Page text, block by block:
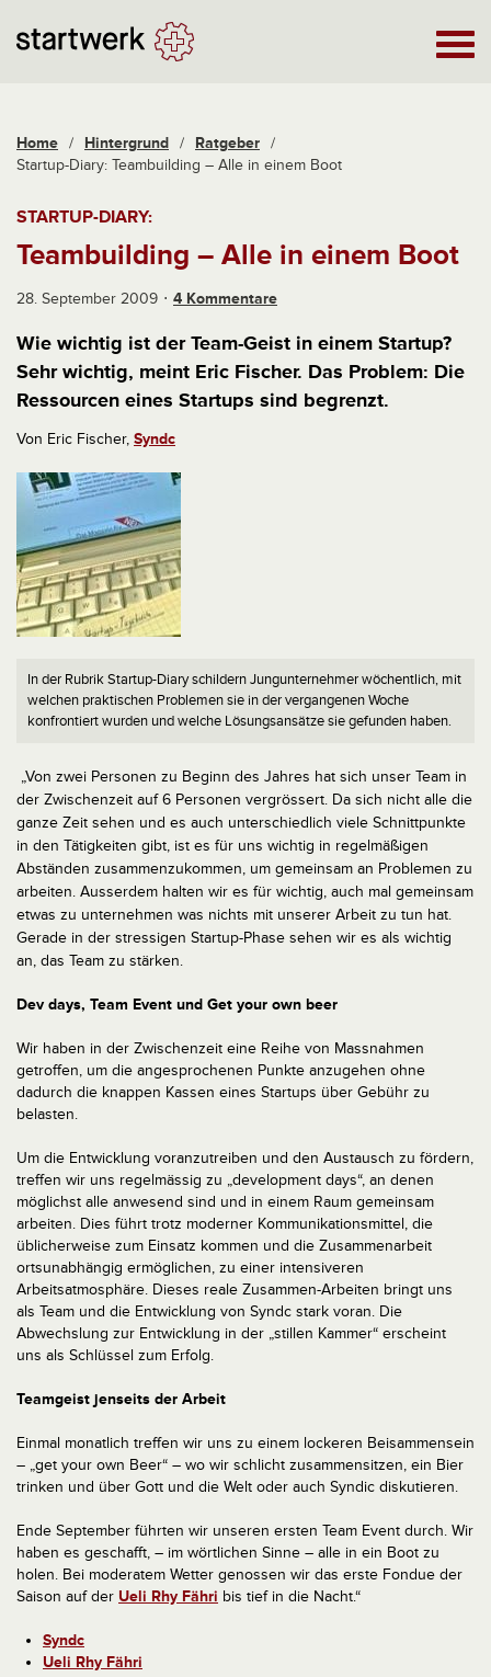
Home / Hintergrund / Ratgeber /
Startup-Diary: Teambuilding – Alle in einem Boot
STARTUP-DIARY:
Teambuilding – Alle in einem Boot
28. September 2009 4 Kommentare
Wie wichtig ist der Team-Geist in einem Startup?
Sehr wichtig, meint Eric Fischer. Das Problem: Die
Ressourcen eines Startups sind begrenzt.
Von Eric Fischer, Syndc
In der Rubrik Startup-Diary schildern Jungunternehmer wöchentlich, mit
welchen praktischen Problemen sie in der vergangenen Woche
konfrontiert wurden und welche Lösungsansätze sie gefunden haben.
„Von zwei Personen zu Beginn des Jahres hat sich unser Team in
der Zwischenzeit auf 6 Personen vergrössert. Da sich nicht alle die
ganze Zeit sehen und es auch unterschiedlich viele Schnittpunkte
in den Tätigkeiten gibt, ist es für uns wichtig in regelmäßigen
Abständen zusammenzukommen, um gemeinsam an Problemen zu
arbeiten. Ausserdem halten wir es für wichtig, auch mal gemeinsam
etwas zu unternehmen was nichts mit unserer Arbeit zu tun hat.
Gerade in der stressigen Startup-Phase sehen wir es als wichtig
an, das Team zu stärken.
Dev days, Team Event und Get your own beer
Wir haben in der Zwischenzeit eine Reihe von Massnahmen
getroffen, um die angesprochenen Punkte anzugehen ohne
dadurch die knappen Kassen eines Startups über Gebühr zu
belasten.
Um die Entwicklung voranzutreiben und den Austausch zu fördern,
treffen wir uns regelmässig zu „development days“, an denen
möglichst alle anwesend sind und in einem Raum gemeinsam
arbeiten. Dies führt trotz moderner Kommunikationsmittel, die
üblicherweise zum Einsatz kommen und die Zusammenarbeit
ortsunabhängig ermöglichen, zu einer intensiveren
Arbeitsatmosphäre. Dieses reale Zusammen-Arbeiten bringt uns
als Team und die Entwicklung von Syndc stark voran. Die
Abwechslung zur Entwicklung in der „stillen Kammer“ erscheint
uns als Schlüssel zum Erfolg.
Teamgeist jenseits der Arbeit
Einmal monatlich treffen wir uns zu einem lockeren Beisammensein
– „get your own Beer“ – wo wir schlicht zusammensitzen, ein Bier
trinken und über Gott und die Welt oder auch Syndic diskutieren.
Ende September führten wir unseren ersten Team Event durch. Wir
haben es geschafft, – im wörtlichen Sinne – alle in ein Boot zu
holen. Bei moderatem Wetter genossen wir das erste Fondue der
Saison auf der Ueli Rhy Fähri bis tief in die Nacht.“
Syndc
Ueli Rhy Fähri